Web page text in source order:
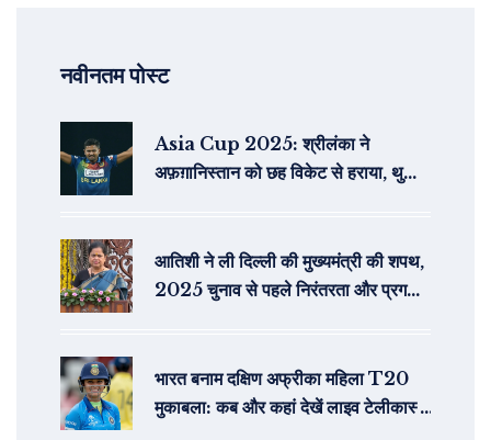
नवीनतम पोस्ट
Asia Cup 2025: श्रीलंका ने
अफ़ग़ानिस्तान को छह विकेट से हराया, थुशारा
आतिशी ने ली दिल्ली की मुख्यमंत्री की शपथ,
2025 चुनाव से पहले निरंतरता और प्रगति
भारत बनाम दक्षिण अफ्रीका महिला T20
मुकाबला: कब और कहां देखें लाइव टेलीकास्ट